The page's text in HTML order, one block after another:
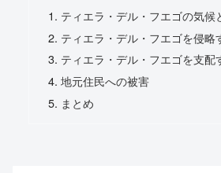
ティエラ・デル・フエゴの気候
ティエラ・デル・フエゴを侵略
ティエラ・デル・フエゴを支配
地元住民への被害
まとめ